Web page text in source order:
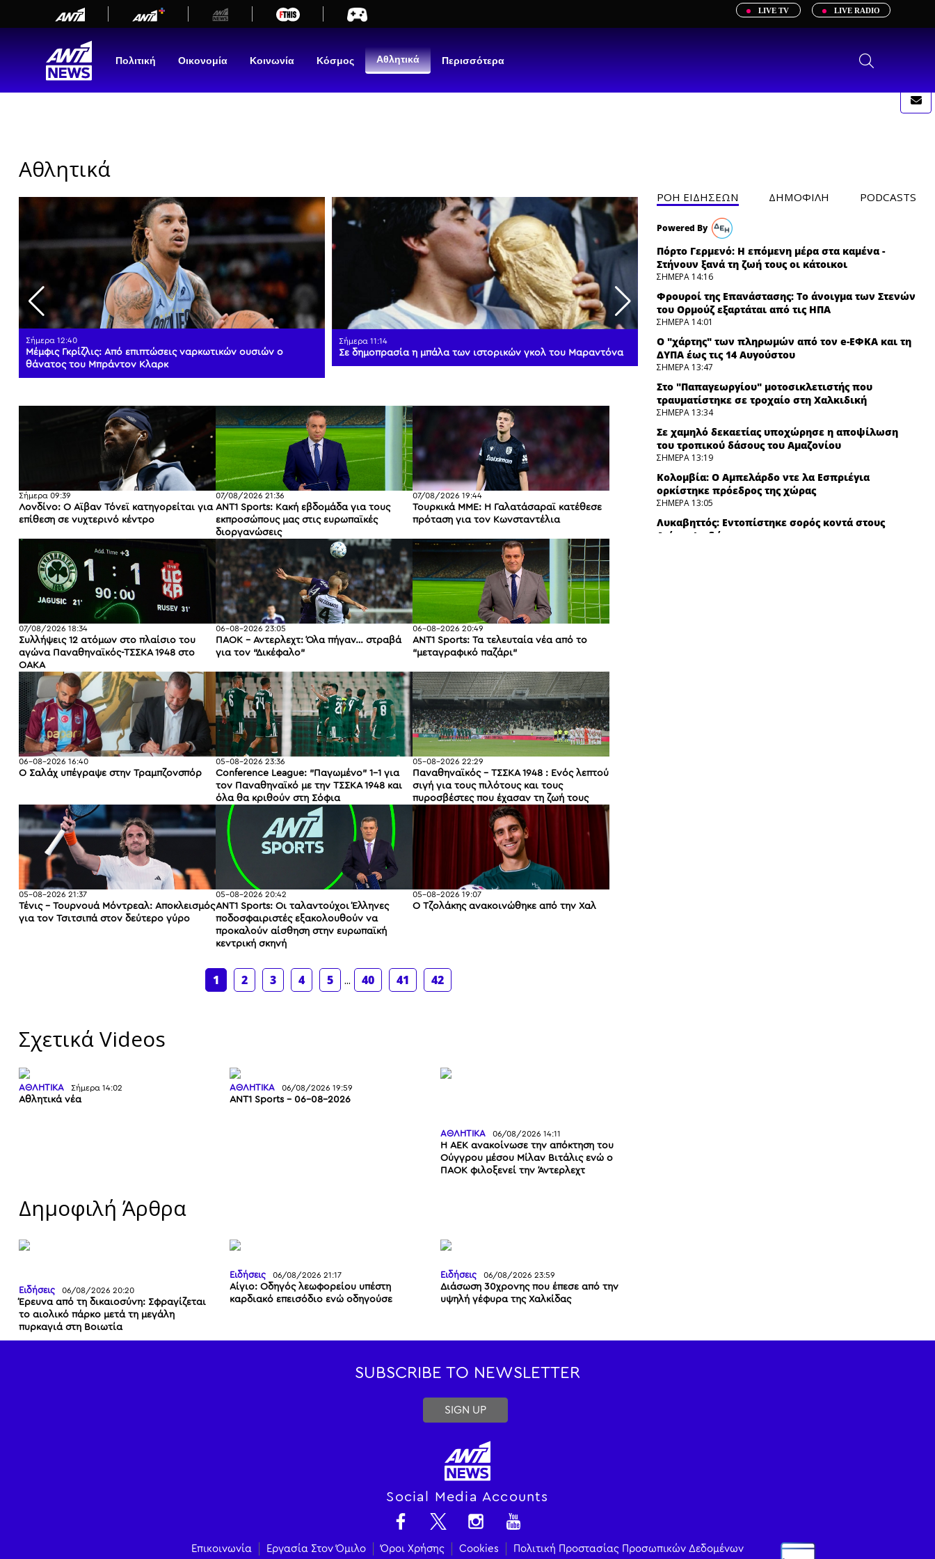
newbeta.ant1news.gr
LIVE TV LIVE RADIO
Πολιτική Οικονομία Κοινωνία Κόσμος Αθλητικά Περισσότερα
Αθλητικά
Σήμερα 12:40
Μέμφις Γκρίζλις: Από επιπτώσεις ναρκωτικών ουσιών ο
θάνατος του Μπράντον Κλαρκ
Σήμερα 11:14
Σε δημοπρασία η μπάλα των ιστορικών γκολ του Μαραντόνα
Σήμερα 08:55
Σάκκαρη: Τέταρτη σερί ήττα από την Γκοφ και αποκλεισμός
από το Τουρνουά του Τορόντο
Σήμερα 09:39
Λονδίνο: Ο Άϊβαν Τόνεϊ κατηγορείται για
επίθεση σε νυχτερινό κέντρο
07/08/2026 21:36
ANT1 Sports: Κακή εβδομάδα για τους
εκπροσώπους μας στις ευρωπαϊκές
διοργανώσεις
07/08/2026 19:44
Τουρκικά ΜΜΕ: Η Γαλατάσαραϊ κατέθεσε
πρόταση για τον Κωνσταντέλια
07/08/2026 18:34
Συλλήψεις 12 ατόμων στο πλαίσιο του
αγώνα Παναθηναϊκός-ΤΣΣΚΑ 1948 στο
ΟΑΚΑ
06-08-2026 23:05
ΠΑΟΚ – Άντερλεχτ: Όλα πήγαν… στραβά
για τον “Δικέφαλο”
06-08-2026 20:49
ANT1 Sports: Τα τελευταία νέα από το
“μεταγραφικό παζάρι”
06-08-2026 16:40
Ο Σαλάχ υπέγραψε στην Τραμπζονσπόρ
05-08-2026 23:36
Conference League: "Παγωμένο" 1-1 για
τον Παναθηναϊκό με την ΤΣΣΚΑ 1948 και
όλα θα κριθούν στη Σόφια
05-08-2026 22:29
Παναθηναϊκός - ΤΣΣΚΑ 1948 : Ενός λεπτού
σιγή για τους πιλότους και τους
πυροσβέστες που έχασαν τη ζωή τους
05-08-2026 21:37
Τένις - Τουρνουά Μόντρεαλ: Αποκλεισμός
για τον Τσιτσιπά στον δεύτερο γύρο
05-08-2026 20:42
ANT1 Sports: Οι ταλαντούχοι Έλληνες
ποδοσφαιριστές εξακολουθούν να
προκαλούν αίσθηση στην ευρωπαϊκή
κεντρική σκηνή
05-08-2026 19:07
Ο Τζολάκης ανακοινώθηκε από την Χαλ
1 2 3 4 5 ... 40 41 42
Σχετικά Videos
ΑΘΛΗΤΙΚΑ Σήμερα 14:02
Αθλητικά νέα
ΑΘΛΗΤΙΚΑ 06/08/2026 19:59
ΑΝΤ1 Sports – 06-08-2026
ΑΘΛΗΤΙΚΑ 06/08/2026 14:11
Η ΑΕΚ ανακοίνωσε την απόκτηση του
Ούγγρου μέσου Μίλαν Βιτάλις ενώ ο
ΠΑΟΚ φιλοξενεί την Άντερλεχτ
Δημοφιλή Άρθρα
Ειδήσεις 06/08/2026 20:20
Έρευνα από τη δικαιοσύνη: Σφραγίζεται
το αιολικό πάρκο μετά τη μεγάλη
πυρκαγιά στη Βοιωτία
Ειδήσεις 06/08/2026 21:17
Αίγιο: Οδηγός λεωφορείου υπέστη
καρδιακό επεισόδιο ενώ οδηγούσε
Ειδήσεις 06/08/2026 23:59
Διάσωση 30χρονης που έπεσε από την
υψηλή γέφυρα της Χαλκίδας
ΡΟΗ ΕΙΔΗΣΕΩΝ ΔΗΜΟΦΙΛH PODCASTS
Πόρτο Γερμενό: Η επόμενη μέρα στα καμένα -
Στήνουν ξανά τη ζωή τους οι κάτοικοι
ΣΗΜΕΡΑ 14:16
Φρουροί της Επανάστασης: Το άνοιγμα των Στενών
του Ορμούζ εξαρτάται από τις ΗΠΑ
ΣΗΜΕΡΑ 14:01
Ο "χάρτης" των πληρωμών από τον e-ΕΦΚΑ και τη
ΔΥΠΑ έως τις 14 Αυγούστου
ΣΗΜΕΡΑ 13:47
Στο "Παπαγεωργίου" μοτοσικλετιστής που
τραυματίστηκε σε τροχαίο στη Χαλκιδική
ΣΗΜΕΡΑ 13:34
Σε χαμηλό δεκαετίας υποχώρησε η αποψίλωση
του τροπικού δάσους του Αμαζονίου
ΣΗΜΕΡΑ 13:19
Κολομβία: Ο Αμπελάρδο ντε λα Εσπριέγια
ορκίστηκε πρόεδρος της χώρας
ΣΗΜΕΡΑ 13:05
Λυκαβηττός: Εντοπίστηκε σορός κοντά στους
Αγίους Ισιδώρους
SUBSCRIBE TO NEWSLETTER
SIGN UP
Social Media Accounts
Επικοινωνία Εργασία Στον Όμιλο Όροι Χρήσης Cookies Πολιτική Προστασίας Προσωπικών Δεδομένων